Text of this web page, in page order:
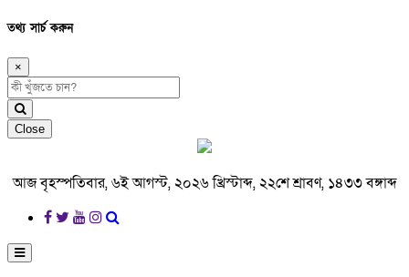
তথ্য সার্চ করুন
×
Close
আজ বৃহস্পতিবার, ৬ই আগস্ট, ২০২৬ খ্রিস্টাব্দ, ২২শে শ্রাবণ, ১৪৩৩ বঙ্গাব্দ